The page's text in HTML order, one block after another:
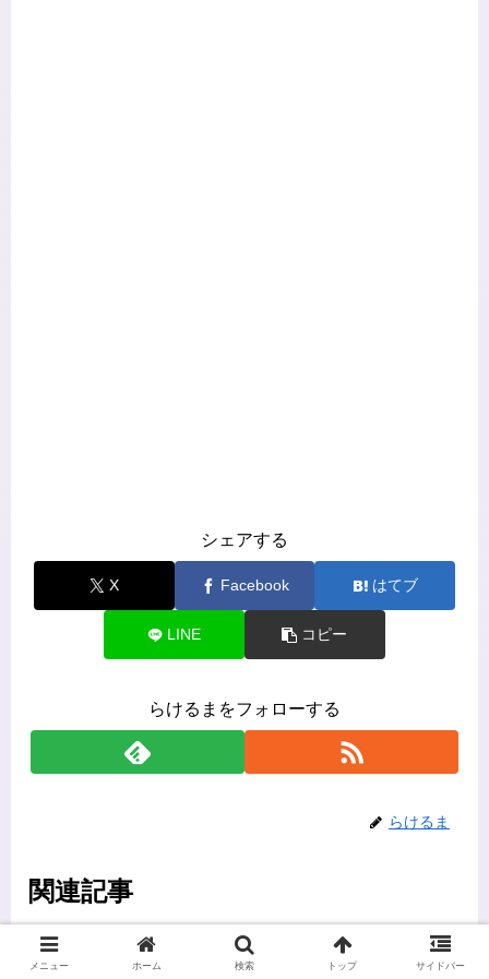
シェアする
X Facebook はてブ
LINE コピー
らけるまをフォローする
らけるま
関連記事
ワンパンマン主要キャラ一覧
メニュー ホーム 検索 トップ サイドバー